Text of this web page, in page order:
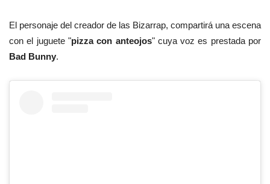
El personaje del creador de las Bizarrap, compartirá una escena
con el juguete "pizza con anteojos" cuya voz es prestada por
Bad Bunny.